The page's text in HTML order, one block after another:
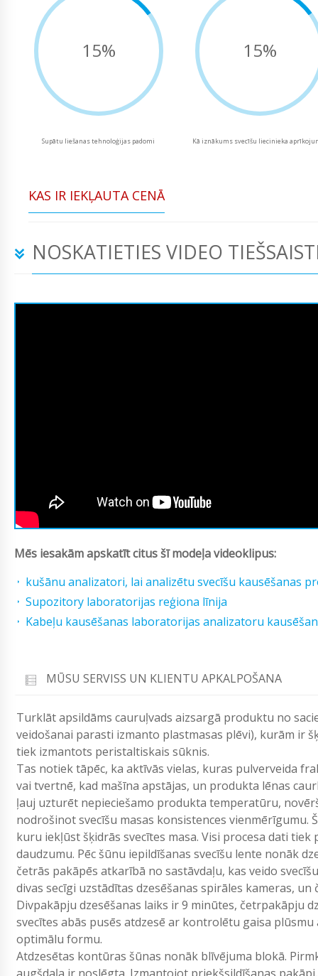
15%
Supātu liešanas tehnoloģijas padomi
15%
Kā iznākums svecīšu liecinieka
KAS IR IEKĻAUTA CENĀ
NOSKATIETIES VIDEO
Mēs iesakām apskatīt citus šī modeļa videoklipus:
kušānu analizatori, lai analizētu svecīšu kausēšanas
Supozitory laboratorijas reģiona līnija
Kabeļu kausēšanas laboratorijas analizatoru
MŪSU SERVISS UN KLIENTU APKALPOŠANA
Turklāt apsildāms cauruļvads aizsargā produktu no
veidošanai parasti izmanto plastmasas plēvi), kurām ir
tiek izmantots peristaltiskais sūknis.
Tas notiek tāpēc, ka aktīvās vielas, kuras pulverveida
vai tvertnē, kad mašīna apstājas, un produkta lēnas
ļauj uzturēt nepieciešamo produkta temperatūru,
nodrošinot svecīšu masas konsistences vienmērīgumu.
kuru iekļūst šķidrās svecītes masa. Visi procesa dati
daudzumu. Pēc šūnu iepildīšanas svecīšu lente nonāk
četrās pakāpēs atkarībā no sastāvdaļu, kas veido
divas secīgi uzstādītas dzesēšanas spirāles kameras,
Divpakāpju dzesēšanas laiks ir 9 minūtes, četrpakāpju
svecītes abās pusēs atdzesē ar kontrolētu gaisa
optimālu formu.
Atdzesētas kontūras šūnas nonāk blīvējuma blokā.
augšdaļa ir noslēgta. Izmantojot priekšsildīšanas